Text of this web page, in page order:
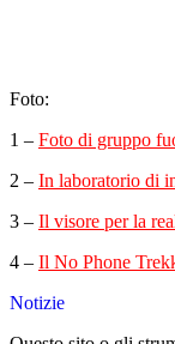
Foto:
1 – Foto di gruppo
2 – In laboratorio di
3 – Il visore per la
4 – Il No Phone
Notizie